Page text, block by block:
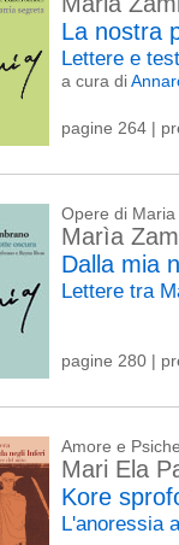
La nostra
Lettere e
a cura di
pagine 264 |
Opere di
Marìa
Dalla mia
Lettere tra
pagine 280 |
Amore e
Mari Ela
Kore
L'anoressia